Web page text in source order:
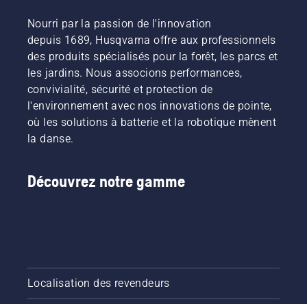
Nourri par la passion de l'innovation
depuis 1689, Husqvarna offre aux professionnels
des produits spécialisés pour la forêt, les parcs et
les jardins. Nous associons performances,
convivialité, sécurité et protection de
l'environnement avec nos innovations de pointe,
où les solutions à batterie et la robotique mènent
la danse.
Découvrez notre gamme
Localisation des revendeurs